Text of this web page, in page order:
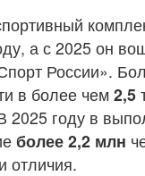
а с 2025 он
России».
в более чем2,5
2025 году в
более 2,2 млн
отличия.